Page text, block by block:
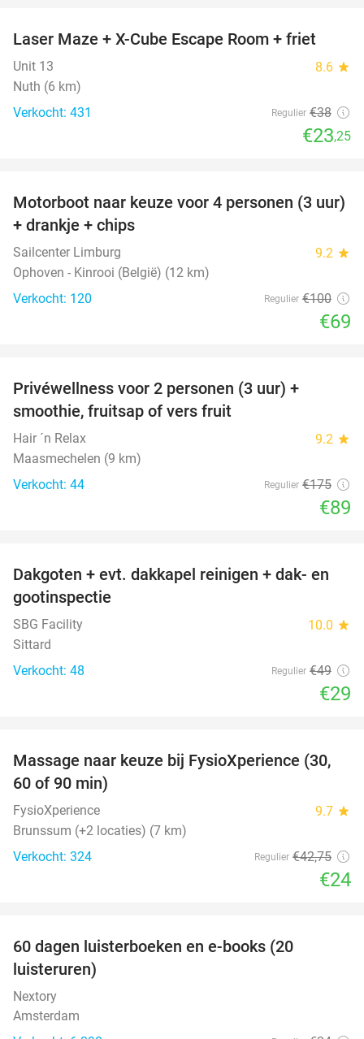
39%
Laser Maze + X-Cube Escape Room + friet
Unit 13 8.6 star
Nuth (6 km)
Verkocht: 431
Regulier €38
€23,25
31%
Motorboot naar keuze voor 4 personen (3 uur)
+ drankje + chips
Sailcenter Limburg 9.2 star
Ophoven - Kinrooi (België) (12 km)
Verkocht: 120
Regulier €100
€69
Privéwellness voor 2 personen (3 uur) +
smoothie, fruitsap of vers fruit
Hair ´n Relax 9.2 star
Maasmechelen (9 km)
Verkocht: 44
Regulier €175
€89
41%
Dakgoten + evt. dakkapel reinigen + dak- en
gootinspectie
SBG Facility 10.0 star
Sittard
Verkocht: 48
Regulier €49
€29
44%
Massage naar keuze bij FysioXperience (30,
60 of 90 min)
FysioXperience 9.7 star
Brunssum (+2 locaties) (7 km)
Verkocht: 324
Regulier €42,75
€24
60 dagen luisterboeken en e-books (20
luisteruren)
Nextory
Amsterdam